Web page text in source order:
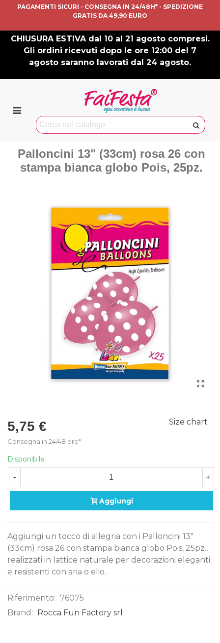
PAGAMENTI SICURI - CONSEGNA IN 24/48H* - SPEDIZIONE
GRATIS DA 49,90 EURO
CHIUSURA ESTIVA dal 10 al 21 agosto compresi.
Gli ordini ricevuti dopo le ore 12:00 del 7
agosto saranno lavorati dal 24 agosto.
Palloncini 13" (33cm) rosa 26 con
stampa bianca globo Pois, 25pz.
5,75 €
Consegna in 24/48 ore*
Size chart
Disponibile
- +
Aggiungi
Aggiungi un tocco di allegria con i Palloncini 13"
(33cm) rosa 26 con stampa bianca globo Pois, 25pz.,
realizzati in lattice naturale per decorazioni eleganti
e resistenti con aria o elio.
Riferimento: 76075
Brand:
Rocca Fun Factory srl